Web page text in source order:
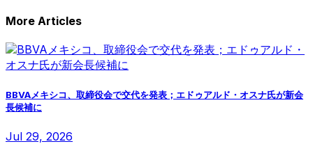
More Articles
BBVAメキシコ、取締役会で交代を発表；エドゥアルド・オスナ氏が新会
長候補に
Jul 29, 2026